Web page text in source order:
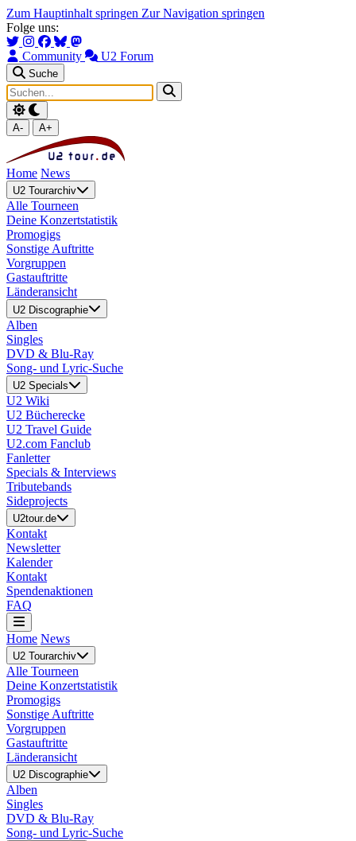
Zum Hauptinhalt springen Zur Navigation springen
Folge uns:
Community U2 Forum
Suche
A- A+
Home News
U2 Tourarchiv
Alle Tourneen
Deine Konzertstatistik
Promogigs
Sonstige Auftritte
Vorgruppen
Gastauftritte
Länderansicht
U2 Discographie
Alben
Singles
DVD & Blu-Ray
Song- und Lyric-Suche
U2 Specials
U2 Wiki
U2 Bücherecke
U2 Travel Guide
U2.com Fanclub
Fanletter
Specials & Interviews
Tributebands
Sideprojects
U2tour.de
Kontakt
Newsletter
Kalender
Kontakt
Spendenaktionen
FAQ
Home News
U2 Tourarchiv
Alle Tourneen
Deine Konzertstatistik
Promogigs
Sonstige Auftritte
Vorgruppen
Gastauftritte
Länderansicht
U2 Discographie
Alben
Singles
DVD & Blu-Ray
Song- und Lyric-Suche